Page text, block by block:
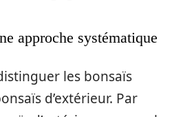
approche systématique
les bonsaïs
d’extérieur. Par